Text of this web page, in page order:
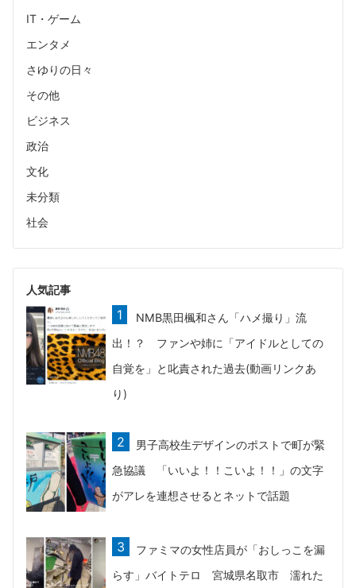
IT・ゲーム
エンタメ
さゆりの日々
その他
ビジネス
政治
文化
未分類
社会
人気記事
NMB黒田楓和さん「ハメ撮り」流
出！？ ファンや姉に「アイドルとしての
自覚を」と叱責された過去(動画リンクあ
り)
男子高校生デザインのポストで町が緊
急協議 「いいよ！！こいよ！！」の文字
がアレを連想させるとネットで話題
ファミマの女性店員が「おしっこを漏
らす」バイトテロ 宮城県名取市 濡れた